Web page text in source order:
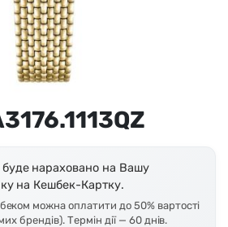
нараховано на Вашу
на Кешбек-Картку.
можна оплатити до 50% вартості
брендів). Термін дії — 60 днів.